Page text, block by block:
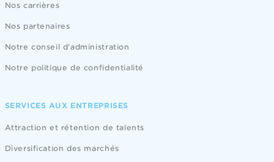
Nos carrières
Nos partenaires
Notre conseil d'administration
Notre politique de confidentialité
SERVICES AUX ENTREPRISES
Attraction et rétention de talents
Diversification des marchés